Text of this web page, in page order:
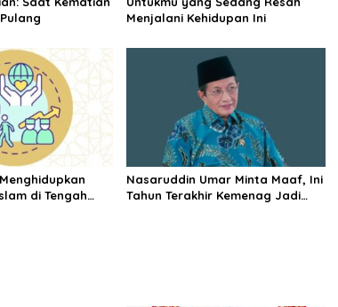
Menjalani Kehidupan Ini
di Tengah
Nasaruddin Umar Minta Maaf, Ini
Tahun Terakhir Kemenag Jadi